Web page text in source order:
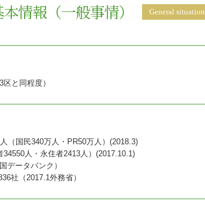
情報（一般事情） General situation
と同程度）
（国民340万人・PR50万人）(2018.3)
人・永住者2413人）(2017.10.1)
データバンク）
社（2017.1外務省）